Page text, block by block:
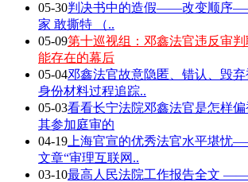
05-30判决书中的造假——改变顺序
家 敢撕特 （..
05-09第十巡视组：邓鑫法官违反审
能存在的幕后
05-04邓鑫法官故意隐匿、错认、毁
身份材料过程追踪..
05-03看看长宁法院邓鑫法官是怎样
其参加庭审的
04-19 上海官宣的优秀法官水平堪忧
文章“审理互联网..
03-10最高人民法院工作报告全文